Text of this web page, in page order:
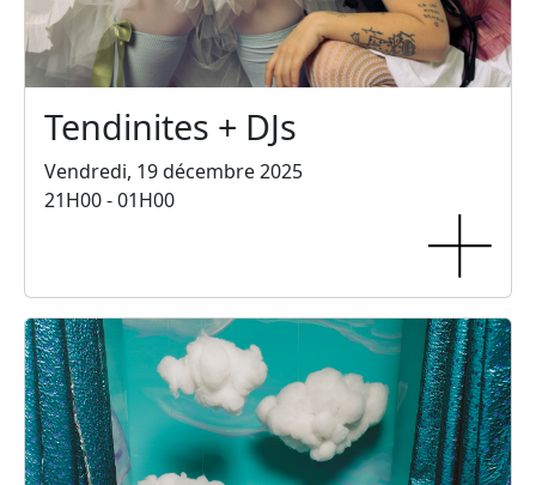
Tendinites + DJs
Vendredi, 19 décembre 2025
21H00 - 01H00